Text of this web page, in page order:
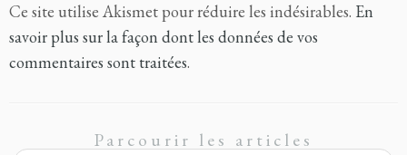
Ce site utilise Akismet pour réduire les indésirables. En
savoir plus sur la façon dont les données de vos
commentaires sont traitées.
Parcourir les articles